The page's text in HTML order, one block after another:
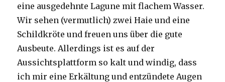
eine ausgedehnte Lagune mit flachem Wasser.
Wir sehen (vermutlich) zwei Haie und eine
Schildkröte und freuen uns über die gute
Ausbeute. Allerdings ist es auf der
Aussichtsplattform so kalt und windig, dass
ich mir eine Erkältung und entzündete Augen